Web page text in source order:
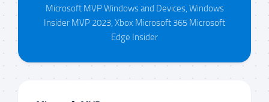
Microsoft MVP Windows and Devices, Windows
Insider MVP 2023, Xbox Microsoft 365 Microsoft
Edge Insider